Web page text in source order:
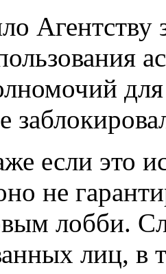
Агентству
если это
не
лобби.
лиц,